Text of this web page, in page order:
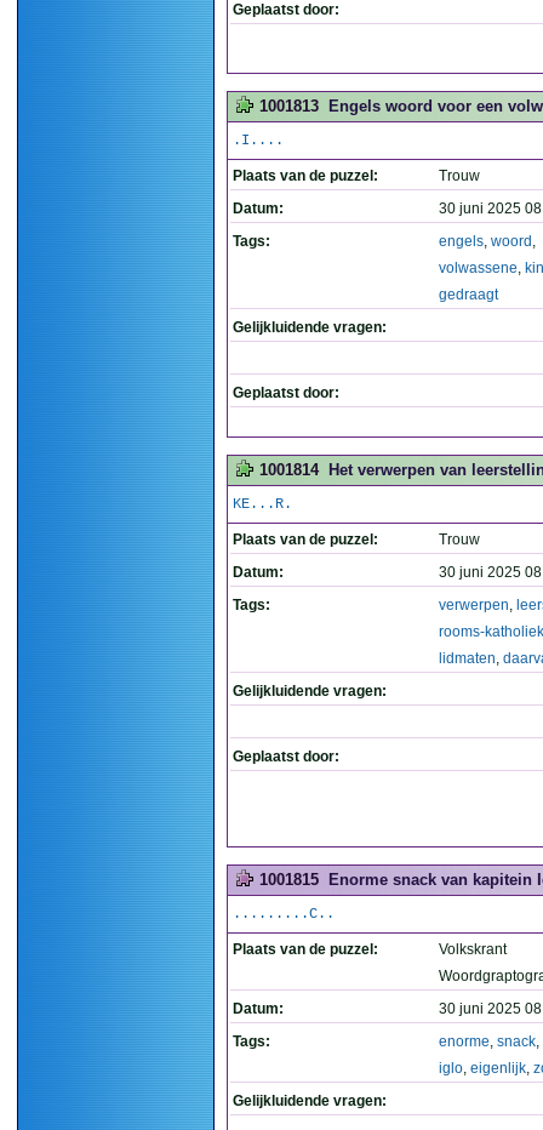
Geplaatst door:
1001813 Engels woord voor een
.I....
Plaats van de puzzel:
Trouw
Datum:
30 juni 2025
Tags:
engels, woord ,
volwassene,
gedraagt
Gelijkluidende vragen:
Geplaatst door:
1001814 Het verwerpen van
KE...R.
Plaats van de puzzel:
Trouw
Datum:
30 juni 2025
Tags:
verwerpen,
rooms-
lidmaten,
Gelijkluidende vragen:
Geplaatst door:
1001815 Enorme snack van kapitein
.........C..
Plaats van de puzzel:
Volkskrant
Datum:
30 juni 2025
Tags:
enorme, snack,
iglo, eigenlijk,
Gelijkluidende vragen: